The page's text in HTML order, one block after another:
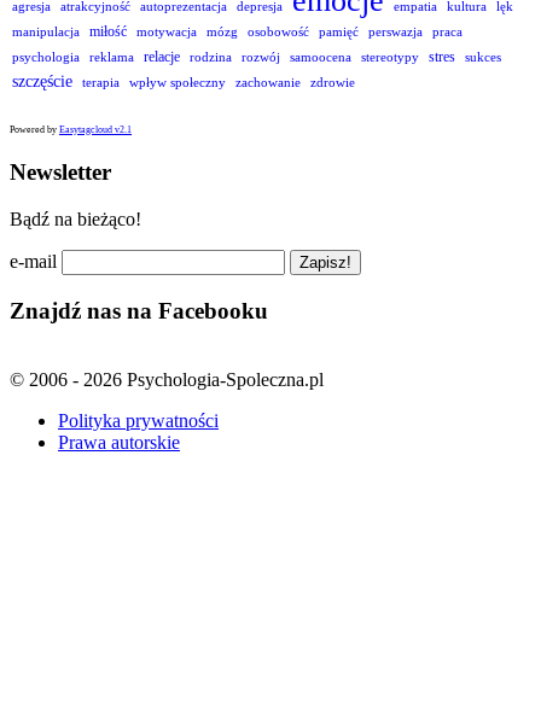
agresja atrakcyjność autoprezentacja depresja empatia kultura
lęk
manipulacja
miłość motywacja mózg osobowość pamięć perswazja
praca
psychologia
reklama relacje rodzina rozwój samoocena stereotypy stres sukces
szczęście terapia wpływ społeczny zachowanie zdrowie
Powered by Easytagcloud v2.1
Newsletter
Bądź na bieżąco!
e-mail
Znajdź nas na Facebooku
© 2006 - 2026 Psychologia-Spoleczna.pl
Polityka prywatności
Prawa autorskie